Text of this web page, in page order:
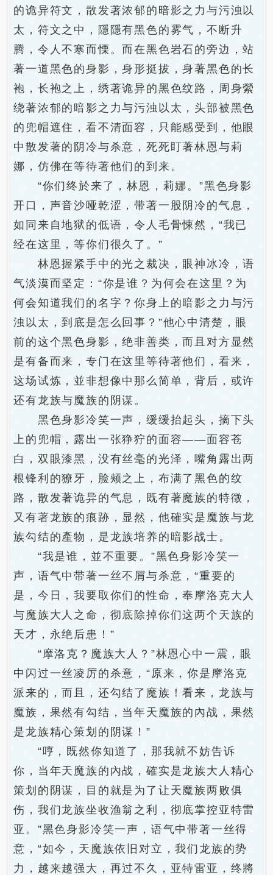
的诡异符文，散发著浓郁的暗影之力与污浊以
太，符文之中，隱隱有黑色的雾气，不断升
腾，令人不寒而慄。而在黑色岩石的旁边，站
著一道黑色的身影，身形挺拔，身著黑色的长
袍，长袍之上，绣著诡异的黑色纹路，周身縈
绕著浓郁的暗影之力与污浊以太，头部被黑色
的兜帽遮住，看不清面容，只能感受到，他眼
中散发著的阴冷与杀意，死死盯著林恩与莉
娜，仿佛在等待著他们的到来。
“你们终於来了，林恩，莉娜。”黑色身影
开口，声音沙哑乾涩，带著一股阴冷的气息，
如同来自地狱的低语，令人毛骨悚然，“我已
经在这里，等你们很久了。”
林恩握紧手中的光之裁决，眼神冰冷，语
气淡漠而坚定：“你是谁？为何会在这里？为
何会知道我们的名字？你身上的暗影之力与污
浊以太，到底是怎么回事？”他心中清楚，眼
前的这个黑色身影，绝非善类，而且对方显然
是有备而来，专门在这里等待著他们，看来，
这场试炼，並非想像中那么简单，背后，或许
还有龙族与魔族的阴谋。
黑色身影冷笑一声，缓缓抬起头，摘下头
上的兜帽，露出一张狰狞的面容——面容苍
白，双眼漆黑，没有丝毫的光泽，嘴角露出两
根锋利的獠牙，脸颊之上，布满了黑色的纹
路，散发著诡异的气息，既有著魔族的特徵，
又有著龙族的痕跡，显然，他確实是魔族与龙
族勾结的產物，是龙族培养的暗影战士。
“我是谁，並不重要。”黑色身影冷笑一
声，语气中带著一丝不屑与杀意，“重要的
是，今日，我要取你们的性命，奉摩洛克大人
与魔族大人之命，彻底除掉你们这两个天族的
天才，永绝后患！”
“摩洛克？魔族大人？”林恩心中一震，眼
中闪过一丝凌厉的杀意，“原来，你是摩洛克
派来的，而且，还勾结了魔族！看来，龙族与
魔族，果然有勾结，当年天魔族的內战，果然
是龙族精心策划的阴谋！”
“哼，既然你知道了，那我就不妨告诉
你，当年天魔族的內战，確实是龙族大人精心
策划的阴谋，目的就是为了让天魔族两败俱
伤，我们龙族坐收渔翁之利，彻底掌控亚特雷
亚。”黑色身影冷笑一声，语气中带著一丝得
意，“如今，天魔族依旧对立，我们龙族的势
力，越来越强大，再过不久，亚特雷亚，终將